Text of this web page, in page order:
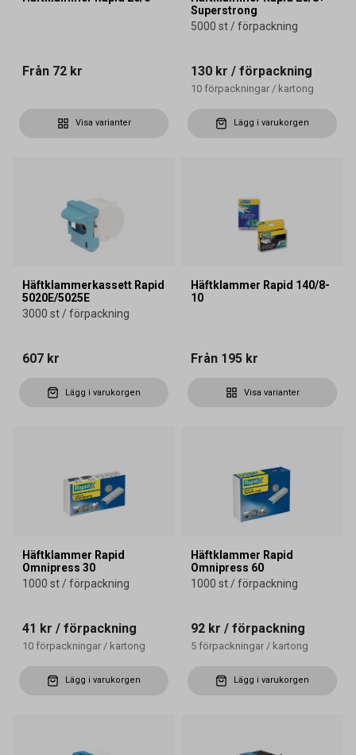
Från 72 kr
Visa varianter
Superstrong
5000 st / förpackning
130 kr / förpackning
10 förpackningar / kartong
Lägg i varukorgen
Häftklammerkassett Rapid
5020E/5025E
3000 st / förpackning
607 kr
Lägg i varukorgen
Häftklammer Rapid 140/8-
10
Från 195 kr
Visa varianter
Häftklammer Rapid
Omnipress 30
1000 st / förpackning
41 kr / förpackning
10 förpackningar / kartong
Lägg i varukorgen
Häftklammer Rapid
Omnipress 60
1000 st / förpackning
92 kr / förpackning
5 förpackningar / kartong
Lägg i varukorgen